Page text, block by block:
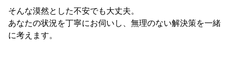
そんな漠然とした不安でも大丈夫。
あなたの状況を丁寧にお伺いし、無理のない解決策を一緒
に考えます。